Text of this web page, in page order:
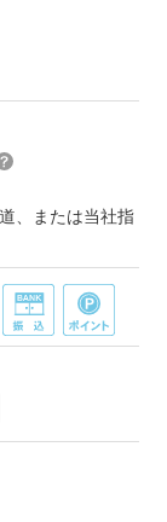
、または当社指